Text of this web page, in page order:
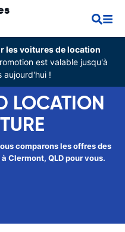
les voitures de location
est valable jusqu'à
aujourd'hui !
LOCATION
comparons les offres des
Clermont, QLD pour vous.